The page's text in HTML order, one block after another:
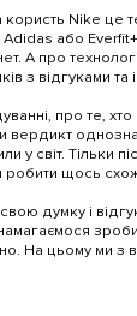
Nike це
Adidas або
А про
з відгуками та
про те,
вердикт
у світ. Тільки
робити щось
думку і
На цьому ми